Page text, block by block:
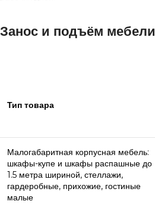
Занос и подъём мебели
Тип товара
Малогабаритная корпусная мебель:
шкафы-купе и шкафы распашные до
1.5 метра шириной, стеллажи,
гардеробные, прихожие, гостиные
малые